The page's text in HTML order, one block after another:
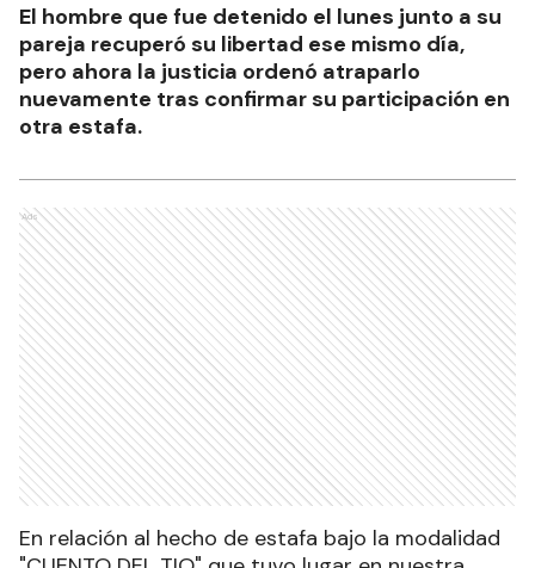
El hombre que fue detenido el lunes junto a su
pareja recuperó su libertad ese mismo día,
pero ahora la justicia ordenó atraparlo
nuevamente tras confirmar su participación en
otra estafa.
Ads
En relación al hecho de estafa bajo la modalidad